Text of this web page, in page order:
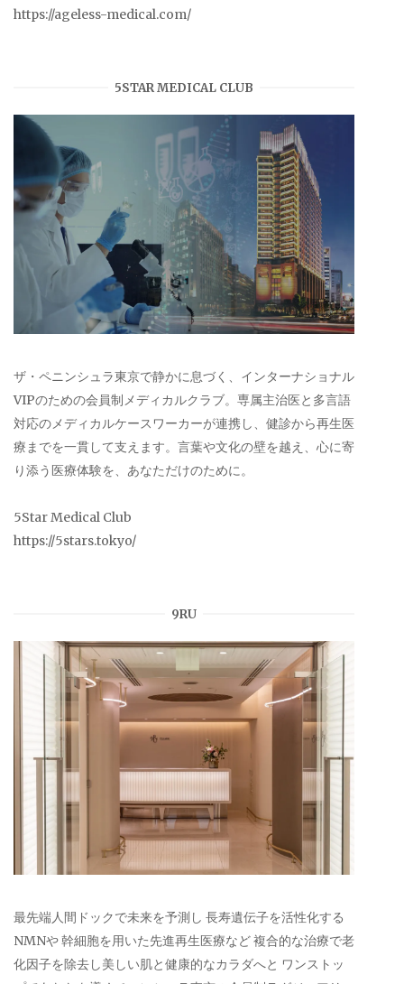
https://ageless-medical.com/
5STAR MEDICAL CLUB
ザ・ペニンシュラ東京で静かに息づく、インターナショナル
VIPのための会員制メディカルクラブ。専属主治医と多言語
対応のメディカルケースワーカーが連携し、健診から再生医
療までを一貫して支えます。言葉や文化の壁を越え、心に寄
り添う医療体験を、あなただけのために。
5Star Medical Club
https://5stars.tokyo/
9RU
最先端人間ドックで未来を予測し 長寿遺伝子を活性化する
NMNや 幹細胞を用いた先進再生医療など 複合的な治療で老
化因子を除去し美しい肌と健康的なカラダへと ワンストッ